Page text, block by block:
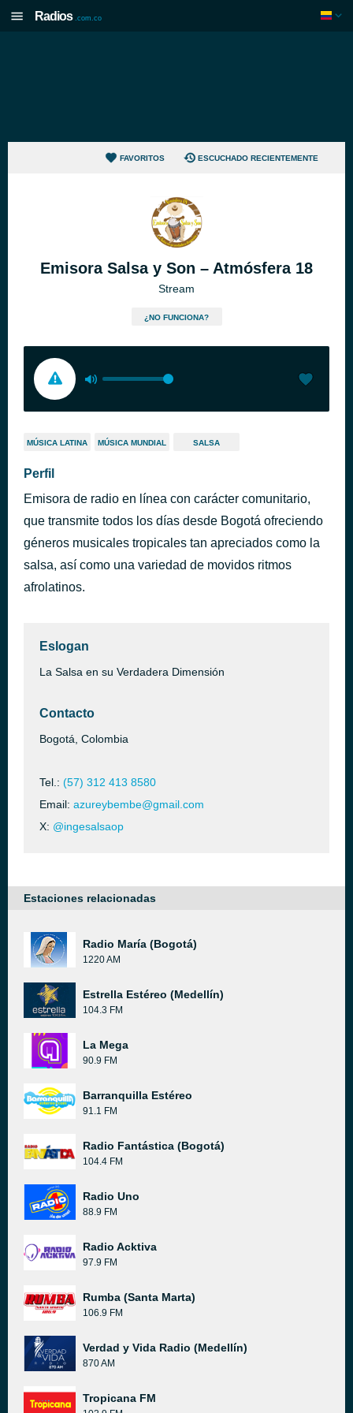
Radios .com.co
FAVORITOS ESCUCHADO RECIENTEMENTE
Emisora Salsa y Son – Atmósfera 18
Stream
¿NO FUNCIONA?
MÚSICA LATINA MÚSICA MUNDIAL SALSA
Perfil
Emisora de radio en línea con carácter comunitario,
que transmite todos los días desde Bogotá ofreciendo
géneros musicales tropicales tan apreciados como la
salsa, así como una variedad de movidos ritmos
afrolatinos.
Eslogan
La Salsa en su Verdadera Dimensión
Contacto
Bogotá, Colombia
Tel.: (57) 312 413 8580
Email: azureybembe@gmail.com
X: @ingesalsaop
Estaciones relacionadas
Radio María (Bogotá)
1220 AM
Estrella Estéreo (Medellín)
104.3 FM
La Mega
90.9 FM
Barranquilla Estéreo
91.1 FM
Radio Fantástica (Bogotá)
104.4 FM
Radio Uno
88.9 FM
Radio Acktiva
97.9 FM
Rumba (Santa Marta)
106.9 FM
Verdad y Vida Radio (Medellín)
870 AM
Tropicana FM